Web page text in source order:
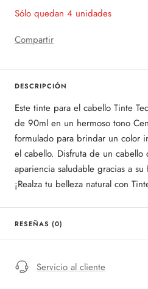
Sólo quedan 4 unidades
Compartir
DESCRIPCIÓN
Este tinte para el cabello Tinte
de 90ml en un hermoso tono
formulado para brindar un color
el cabello. Disfruta de un
apariencia saludable gracias a
¡Realza tu belleza natural con
RESEÑAS (0)
Servicio al cliente